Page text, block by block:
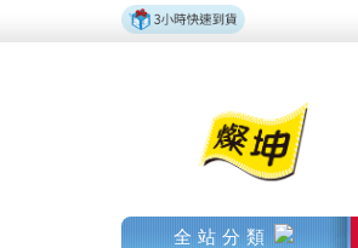
全站分類